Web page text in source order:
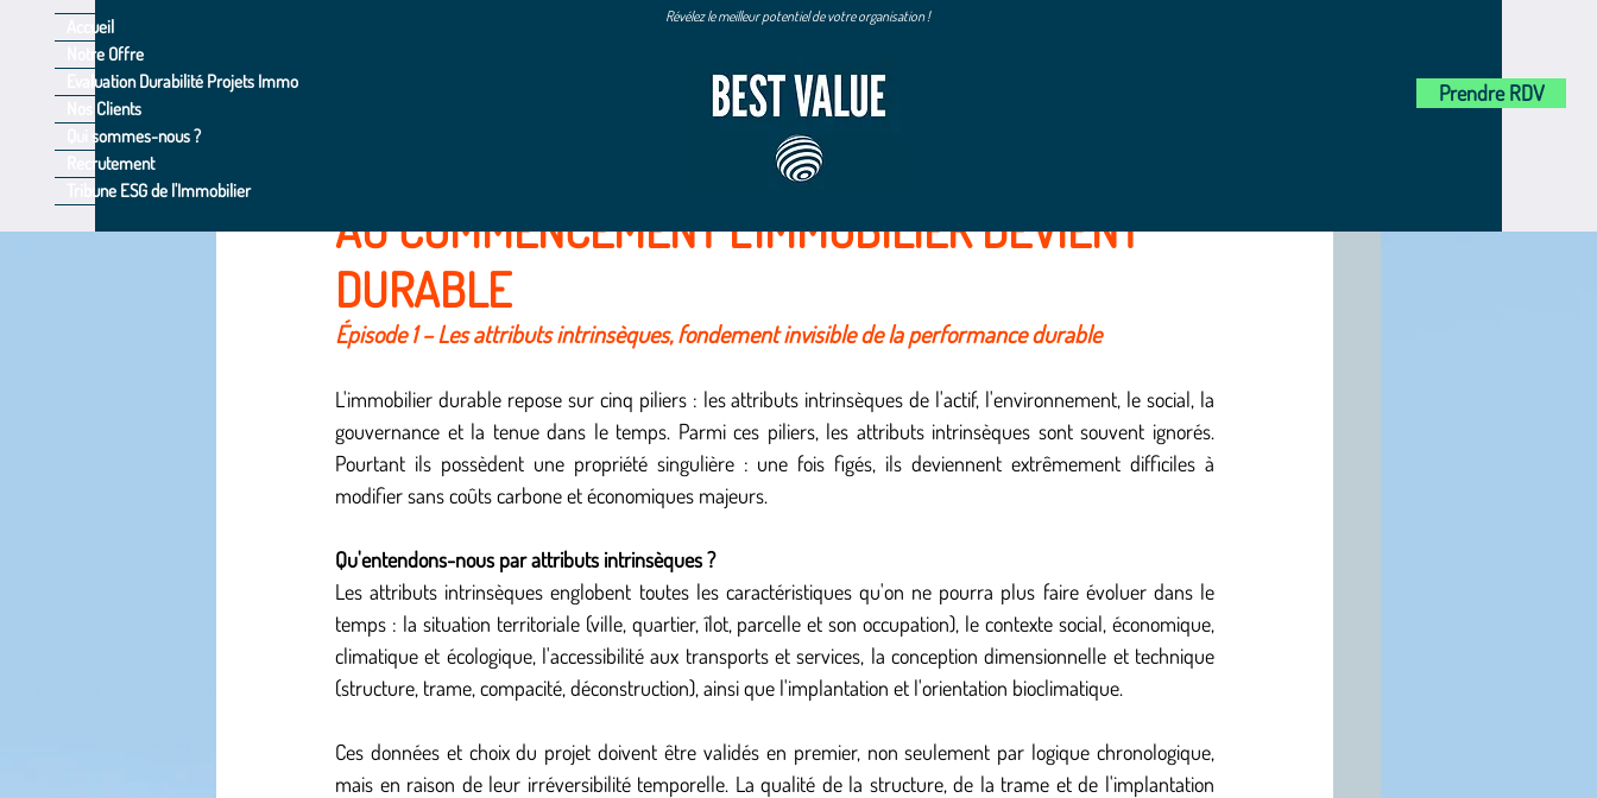
Prendre RDV
Accueil
Notre Offre
Evaluation Durabilité Projets Immo
Nos Clients
Qui sommes-nous ?
Recrutement
Tribune ESG de l'Immobilier
Révélez le meilleur potentiel de votre organisation !
IMMO DURABLE SFDR
AU COMMENCEMENT L’IMMOBILIER DEVIENT
DURABLE
Épisode 1 – Les attributs intrinsèques, fondement invisible de la performance durable
L'immobilier durable repose sur cinq piliers : les attributs intrinsèques de l'actif, l'environnement, le social, la
gouvernance et la tenue dans le temps. Parmi ces piliers, les attributs intrinsèques sont souvent ignorés.
Pourtant ils possèdent une propriété singulière : une fois figés, ils deviennent extrêmement difficiles à
modifier sans coûts carbone et économiques majeurs.
Qu'entendons-nous par attributs intrinsèques ?
Les attributs intrinsèques englobent toutes les caractéristiques qu'on ne pourra plus faire évoluer dans le
temps : la situation territoriale (ville, quartier, îlot, parcelle et son occupation), le contexte social, économique,
climatique et écologique, l'accessibilité aux transports et services, la conception dimensionnelle et technique
(structure, trame, compacité, déconstruction), ainsi que l'implantation et l'orientation bioclimatique.
Ces données et choix du projet doivent être validés en premier, non seulement par logique chronologique,
mais en raison de leur irréversibilité temporelle. La qualité de la structure, de la trame et de l'implantation